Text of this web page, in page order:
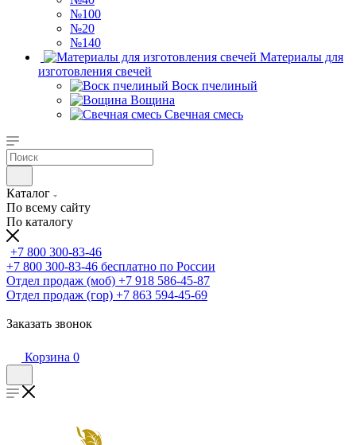
№100
№20
№140
Материалы для
изготовления свечей
Воск пчелиный
Вощина
Свечная смесь
Каталог
По всему сайту
По каталогу
+7 800 300-83-46
+7 800 300-83-46 бесплатно по России
Отдел продаж (моб) +7 918 586-45-87
Отдел продаж (гор) +7 863 594-45-69
Заказать звонок
Корзина 0